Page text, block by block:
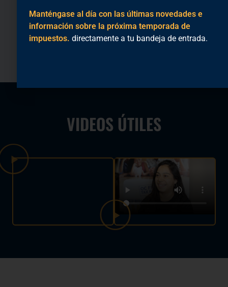
podría reclamar
este año.
preparar su
declaración de
impuestos.
VIDEOS ÚTILES
Manténgase al día con las últimas novedades e
información sobre la próxima temporada de
impuestos. directamente a tu bandeja de entrada.